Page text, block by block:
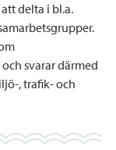
delta i bl.a.
svarar därmed
, trafik- och